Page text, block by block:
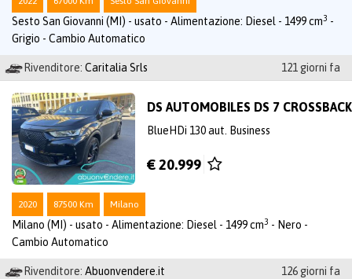
Sesto San Giovanni (MI) - usato - Alimentazione: Diesel - 1499 cm3 -
Grigio - Cambio Automatico
Rivenditore: Caritalia Srls 121 giorni fa
DS AUTOMOBILES DS 7 CROSSBACK
BlueHDi 130 aut. Business
€ 20.999
2020 87500 Km Milano
Milano (MI) - usato - Alimentazione: Diesel - 1499 cm3 - Nero -
Cambio Automatico
Rivenditore: Abuonvendere.it 126 giorni fa